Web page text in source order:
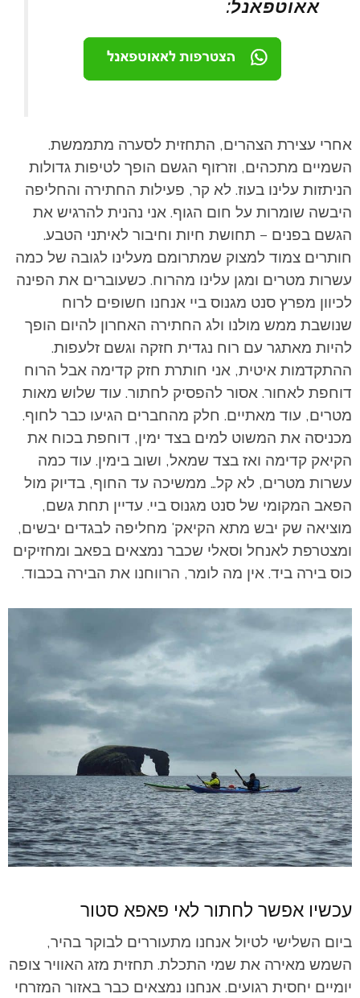
אאוטפאנל:
אחרי עצירת הצהרים, התחזית לסערה מתממשת.
השמיים מתכהים, וזרזוף הגשם הופך לטיפות גדולות
הניתזות עלינו בעוז. לא קר, פעילות החתירה והחליפה
היבשה שומרות על חום הגוף. אני נהנית להרגיש את
הגשם בפנים – תחושת חיות וחיבור לאיתני הטבע.
חותרים צמוד למצוק שמתרומם מעלינו לגובה של כמה
עשרות מטרים ומגן עלינו מהרוח. כשעוברים את הפינה
לכיוון מפרץ סנט מגנוס ביי אנחנו חשופים לרוח
שנושבת ממש מולנו ולג החתירה האחרון להיום הופך
להיות מאתגר עם רוח נגדית חזקה וגשם זלעפות.
ההתקדמות איטית, אני חותרת חזק קדימה אבל הרוח
דוחפת לאחור. אסור להפסיק לחתור. עוד שלוש מאות
מטרים, עוד מאתיים. חלק מהחברים הגיעו כבר לחוף.
מכניסה את המשוט למים בצד ימין, דוחפת בכוח את
הקיאק קדימה ואז בצד שמאל, ושוב בימין. עוד כמה
עשרות מטרים, לא קל… ממשיכה עד החוף, בדיוק מול
הפאב המקומי של סנט מגנוס ביי. עדיין תחת גשם,
מוציאה שק יבש מתא הקיאק' מחליפה לבגדים יבשים,
ומצטרפת לאנחל וסאלי שכבר נמצאים בפאב ומחזיקים
כוס בירה ביד. אין מה לומר, הרווחנו את הבירה בכבוד.
עכשיו אפשר לחתור לאי פאפא סטור
ביום השלישי לטיול אנחנו מתעוררים לבוקר בהיר,
השמש מאירה את שמי התכלת. תחזית מזג האוויר צופה
יומיים יחסית רגועים. אנחנו נמצאים כבר באזור המזרחי